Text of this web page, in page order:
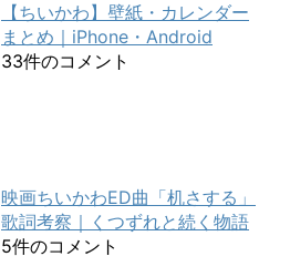
【ちいかわ】壁紙・カレンダー
まとめ｜iPhone・Android
33件のコメント
映画ちいかわED曲「机さする」
歌詞考察｜くつずれと続く物語
5件のコメント